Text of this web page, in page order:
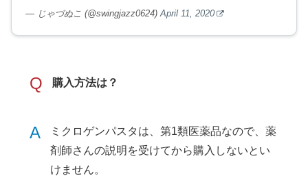
— じゃづぬこ (@swingjazz0624) April 11, 2020
Q 購入方法は？
A
ミクロゲンパスタは、第1類医薬品なので、薬
剤師さんの説明を受けてから購入しないとい
けません。